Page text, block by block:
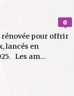
0
rénovée pour offrir
lancés en
Les am...